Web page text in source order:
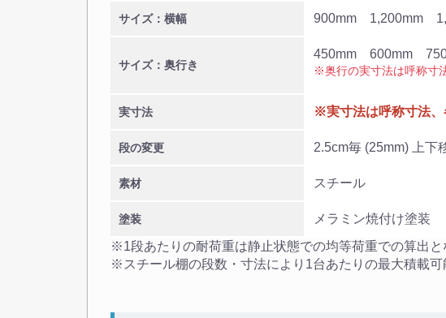
サイズ：横幅 900mm 1,200mm
サイズ：奥行き
450mm 600mm
※奥行の実寸法は呼称寸
実寸法 ※実寸法は呼称寸法、
段の変更 2.5cm毎 (25mm) 上下
素材 スチール
塗装
メラミン焼付け塗装
※1段あたりの耐荷重は静止状態での均等荷重での算出と
※スチール棚の段数・寸法により1台あたりの最大積載可